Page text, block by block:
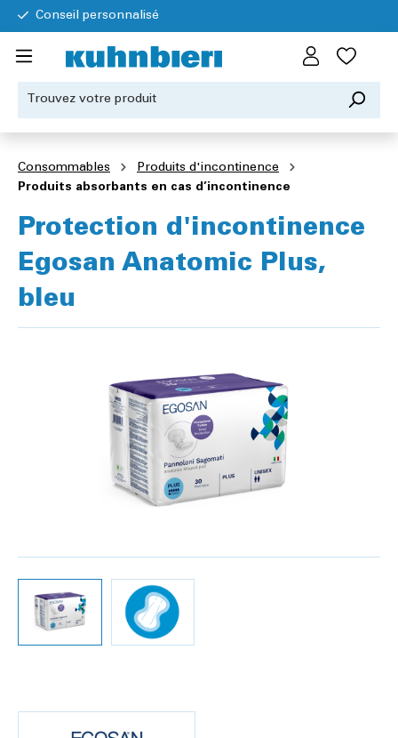
Conseil personnalisé
Consommables
Produits d'incontinence
Produits absorbants en cas d’incontinence
Protection d'incontinence
Egosan Anatomic Plus,
bleu